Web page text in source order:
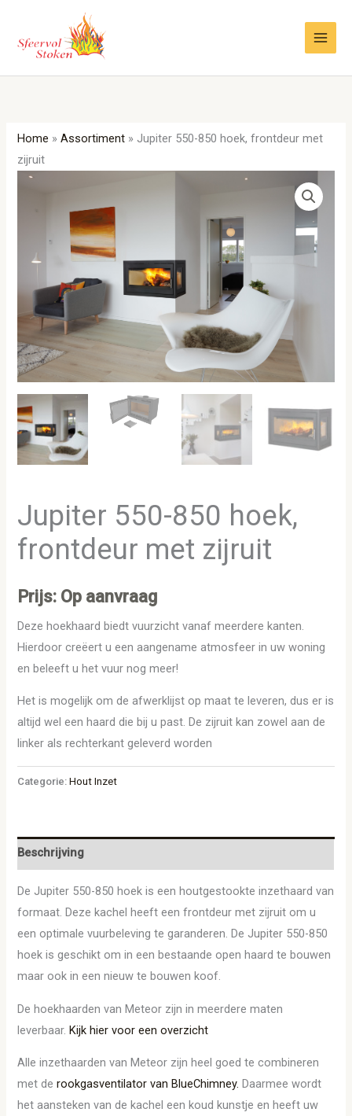
inhoud
Home »Assortiment » Jupiter 550-850 hoek, frontdeur met
zijruit
Jupiter 550-850 hoek,
frontdeur met zijruit
Prijs: Op aanvraag
Deze hoekhaard biedt vuurzicht vanaf meerdere kanten.
Hierdoor creëert u een aangename atmosfeer in uw woning
en beleeft u het vuur nog meer!
Het is mogelijk om de afwerklijst op maat te leveren, dus er is
altijd wel een haard die bij u past. De zijruit kan zowel aan de
linker als rechterkant geleverd worden
Categorie:Hout Inzet
Beschrijving
De Jupiter 550-850 hoek is een houtgestookte inzethaard van
formaat. Deze kachel heeft een frontdeur met zijruit om u
een optimale vuurbeleving te garanderen. De Jupiter 550-850
hoek is geschikt om in een bestaande open haard te bouwen
maar ook in een nieuw te bouwen koof.
De hoekhaarden van Meteor zijn in meerdere maten
leverbaar.Kijk hier voor een overzicht
Alle inzethaarden van Meteor zijn heel goed te combineren
met derookgasventilator van BlueChimney. Daarmee wordt
het aansteken van de kachel een koud kunstje en heeft uw